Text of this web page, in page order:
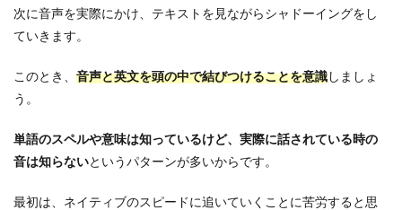
次に音声を実際にかけ、テキストを見ながらシャドーイングをし
ていきます。
このとき、 音声と英文を頭の中で結びつけることを意識しましょ
う。
単語のスペルや意味は知っているけど、実際に話されている時の
音は知らないというパターンが多いからです。
最初は、ネイティブのスピードに追いていくことに苦労すると思